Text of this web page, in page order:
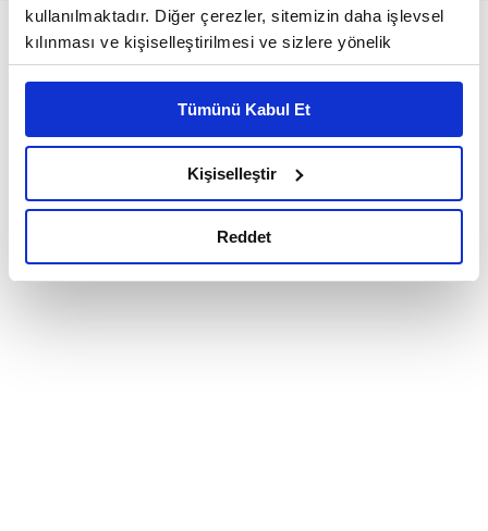
kullanılmaktadır. Diğer çerezler, sitemizin daha işlevsel
kılınması ve kişiselleştirilmesi ve sizlere yönelik
reklam/pazarlama faaliyetlerinin yapılması, amaçlarıyla
Çerezlere ilişkin tercihlerinizi çerez paneli vasıtasıyla
belirleyebilirsiniz. Çerezlere ilişkin detaylı bilgi için
Ayarlar butonuna tıklayabilir,Çerez Bilgilendirme
Metnimizi ziyaret edebilirsiniz.
okumak ve sitemizi ziyaretiniz kapsamında
Tümünü Kabul Et
Kişiselleştir
Reddet